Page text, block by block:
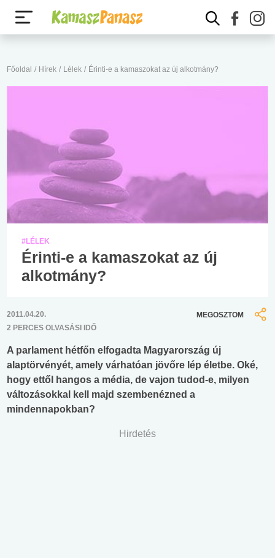
Főoldal / Hírek / Lélek / Érinti-e a kamaszokat az új alkotmány?
#LÉLEK
Érinti-e a kamaszokat az új
alkotmány?
2011.04.20.
2 PERCES OLVASÁSI IDŐ
MEGOSZTOM
A parlament hétfőn elfogadta Magyarország új
alaptörvényét, amely várhatóan jövőre lép életbe. Oké,
hogy ettől hangos a média, de vajon tudod-e, milyen
változásokkal kell majd szembenézned a
mindennapokban?
Hirdetés